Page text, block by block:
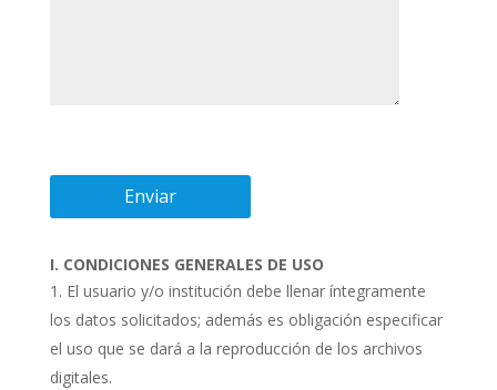
I. CONDICIONES GENERALES DE USO
El usuario y/o institución debe llenar íntegramente
los datos solicitados; además es obligación especificar
el uso que se dará a la reproducción de los archivos
digitales.